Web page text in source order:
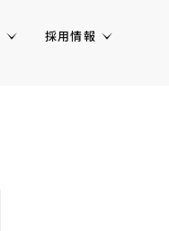
採用情報